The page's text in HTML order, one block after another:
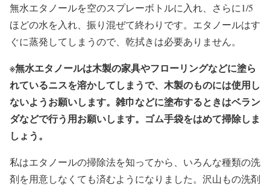
無水エタノールを空のスプレーボトルに入れ、さらに1/5
ほどの水を入れ、振り混ぜて終わりです。エタノールはす
ぐに蒸発してしまうので、乾拭きは必要ありません。
※無水エタノールは木製の家具やフローリングなどに塗ら
れているニスを溶かしてしまうで、木製のものには使用し
ないようお願いします。雑巾などに塗布するときはベラン
ダなどで行う用お願いします。ゴム手袋をはめて掃除しま
しょう。
私はエタノールの掃除法を知ってから、いろんな種類の洗
剤を用意しなくても済むようになりました。沢山もの洗剤